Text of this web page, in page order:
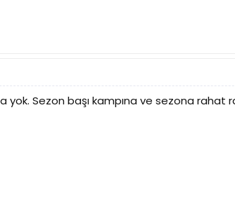
Sezon başı kampına ve sezona rahat